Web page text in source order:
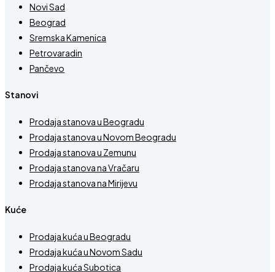
Novi Sad
Beograd
Sremska Kamenica
Petrovaradin
Pančevo
Stanovi
Prodaja stanova u Beogradu
Prodaja stanova u Novom Beogradu
Prodaja stanova u Zemunu
Prodaja stanova na Vračaru
Prodaja stanova na Mirijevu
Kuće
Prodaja kuća u Beogradu
Prodaja kuća u Novom Sadu
Prodaja kuća Subotica